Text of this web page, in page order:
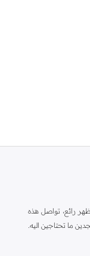
رائع، تواصل هذه
ما تحتاجين اليه.